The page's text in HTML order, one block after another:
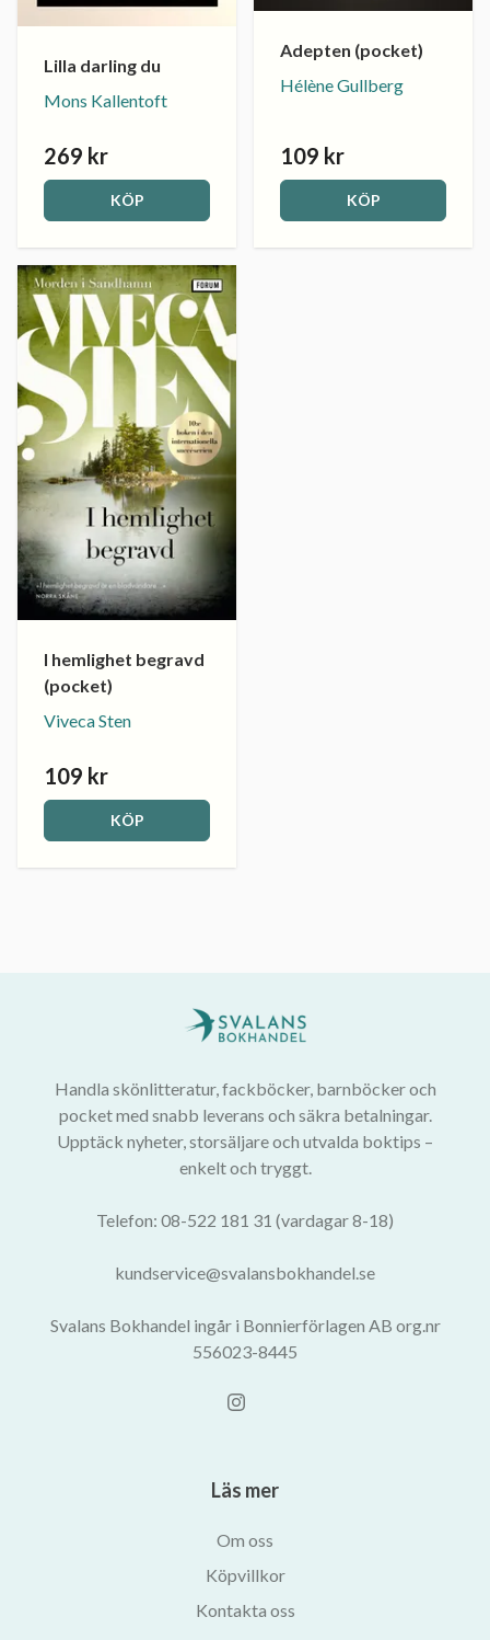
Lilla darling du
Mons Kallentoft
269 kr
KÖP
Adepten (pocket)
Hélène Gullberg
109 kr
KÖP
I hemlighet begravd
(pocket)
Viveca Sten
109 kr
KÖP
Handla skönlitteratur, fackböcker, barnböcker och
pocket med snabb leverans och säkra betalningar.
Upptäck nyheter, storsäljare och utvalda boktips –
enkelt och tryggt.
Telefon: 08-522 181 31 (vardagar 8-18)
kundservice@svalansbokhandel.se
Svalans Bokhandel ingår i Bonnierförlagen AB org.nr
556023-8445
Läs mer
Om oss
Köpvillkor
Kontakta oss